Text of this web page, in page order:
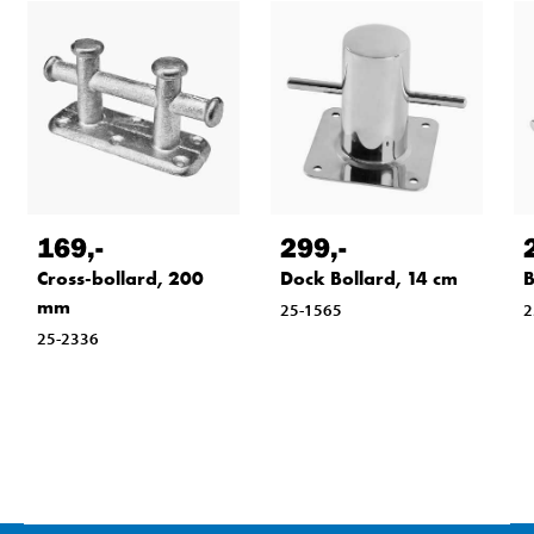
169,-
Cross-bollard, 200
mm
25-2336
299,-
Dock Bollard, 14 cm
25-1565